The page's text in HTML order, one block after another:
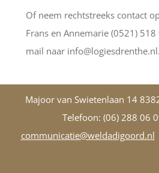
Of neem rechtstreeks contact
Frans en Annemarie (0521)
mail naar info@logiesdrenthe.nl.
Majoor van Swietenlaan 14
Telefoon: (06) 288 06
communicatie@weldadigoord.nl